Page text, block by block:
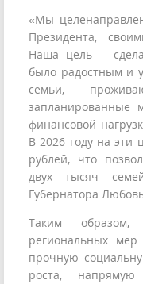
«Мы
Президента,
Наша цель –
было радостным и
семьи,
запланированные
финансовой
В 2026 году на эти
рублей, что
двух тысяч
Губернатора
Таким образом,
региональных мер
прочную
роста,